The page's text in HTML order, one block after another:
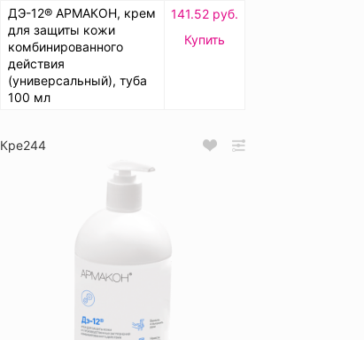
ДЭ-12® АРМАКОН, крем
для защиты кожи
комбинированного
действия
(универсальный), туба
100 мл
141.52 руб.
Купить
Кре244